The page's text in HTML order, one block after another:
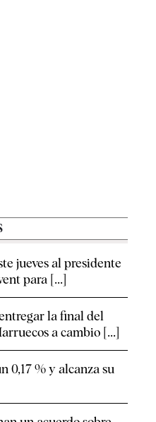
jueves al presidente
para [...]
la final del
a cambio [...]
0,17 % y alcanza su